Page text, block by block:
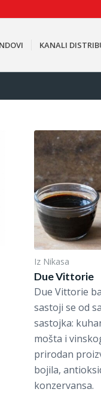
KANALI
Iz Nikasa
Due Vittorie
Due Vittorie
sastoji se od
sastojka:
mošta i
prirodan
bojila,
konzervansa.